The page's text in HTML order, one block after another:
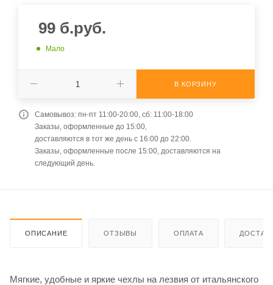
99 б.руб.
Мало
В КОРЗИНУ
Самовывоз: пн-пт 11:00-20:00, сб: 11:00-18:00
Заказы, оформленные до 15:00,
доставляются в тот же день с 16:00 до 22:00.
Заказы, оформленные после 15:00, доставляются на
следующий день.
ОПИСАНИЕ ОТЗЫВЫ ОПЛАТА
Мягкие, удобные и яркие чехлы на лезвия от итальянского